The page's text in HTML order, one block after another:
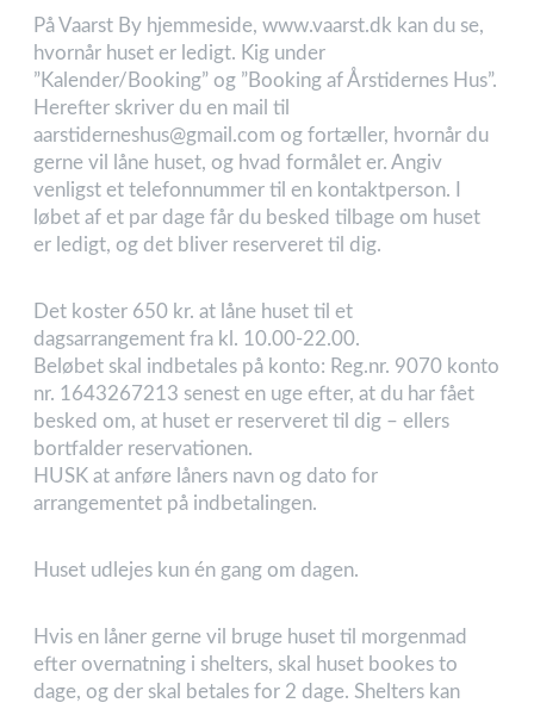
På Vaarst By hjemmeside, www.vaarst.dk kan du se,
hvornår huset er ledigt. Kig under
”Kalender/Booking” og ”Booking af Årstidernes Hus”.
Herefter skriver du en mail til
aarstiderneshus@gmail.com og fortæller, hvornår du
gerne vil låne huset, og hvad formålet er. Angiv
venligst et telefonnummer til en kontaktperson. I
løbet af et par dage får du besked tilbage om huset
er ledigt, og det bliver reserveret til dig.
Det koster 650 kr. at låne huset til et
dagsarrangement fra kl. 10.00-22.00.
Beløbet skal indbetales på konto: Reg.nr. 9070 konto
nr. 1643267213 senest en uge efter, at du har fået
besked om, at huset er reserveret til dig – ellers
bortfalder reservationen.
HUSK at anføre låners navn og dato for
arrangementet på indbetalingen.
Huset udlejes kun én gang om dagen.
Hvis en låner gerne vil bruge huset til morgenmad
efter overnatning i shelters, skal huset bookes to
dage, og der skal betales for 2 dage. Shelters kan